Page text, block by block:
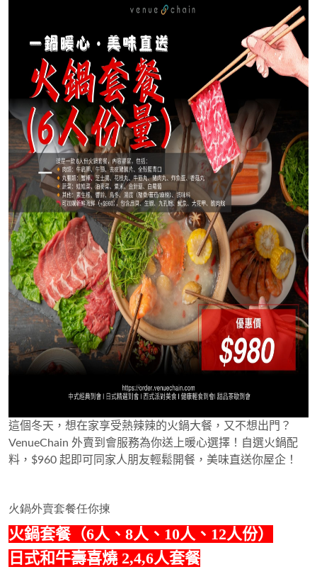
這個冬天，想在家享受熱辣辣的火鍋大餐，又不想出門？
VenueChain 外賣到會服務為你送上暖心選擇！自選火鍋配
料，$960 起即可同家人朋友輕鬆開餐，美味直送你屋企！
火鍋外賣套餐任你揀
火鍋套餐（6人、8人、10人、12人份）
日式和牛壽喜燒 2,4,6人套餐